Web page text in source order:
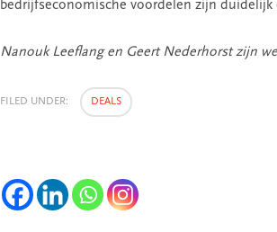
bedrijfseconomische voordelen zijn duidelijk
Nanouk Leeflang en Geert Nederhorst zijn
FILED UNDER: DEALS